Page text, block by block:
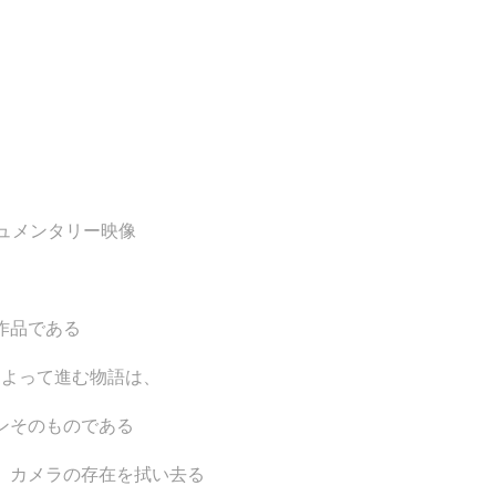
メンタリー映像
品である
って進む物語は、
そのものである
カメラの存在を拭い去る